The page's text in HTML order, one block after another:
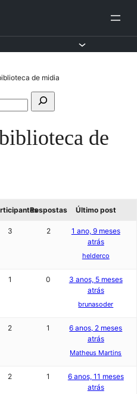
de midia
Pesquisar
de
Respostas Último post
3 2
1 ano, 9 meses
atrás
helderco
1 0
3 anos, 5 meses
atrás
brunasoder
2 1
6 anos, 2 meses
atrás
Matheus Martins
2 1
6 anos, 11 meses
atrás